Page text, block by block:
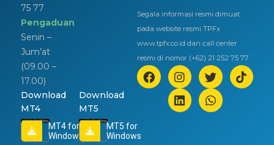
75 77
Pengaduan
Senin –
Jum’at
(09.00 –
17.00)
Download
MT4
MT4 for
Windows
Download
MT5
MT5 for
Windows
Segala informasi resmi dimuat
pada website resmi TPFx
www.tpfx.co.id dan call center
resmi di nomor (+62) 21 252 75 77